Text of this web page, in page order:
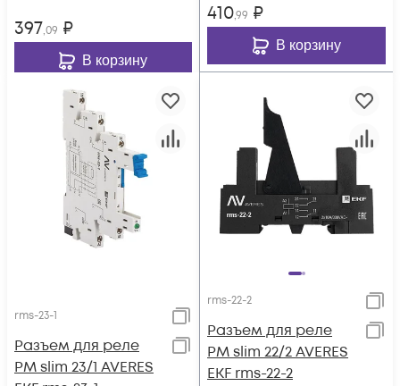
397,09 ₽
В корзину
410,99 ₽
В корзину
rms-23-1
Разъем для реле
РM slim 23/1 AVERES
rms-22-2
Разъем для реле
РM slim 22/2 AVERES
EKF rms-22-2